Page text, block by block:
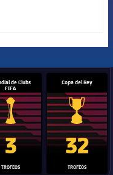
de Campeones
de Clubs
FIFA
Trofeo del Mundial de
3
TROFEOS
Copa del Rey
Copa del
32
TROFEOS